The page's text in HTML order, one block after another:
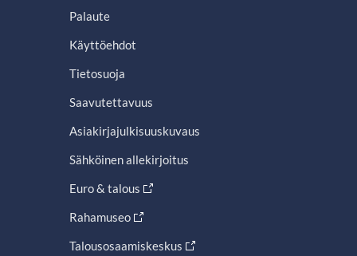
Palaute
Käyttöehdot
Tietosuoja
Saavutettavuus
Asiakirjajulkisuuskuvaus
Sähköinen allekirjoitus
Euro & talous
Rahamuseo
Talousosaamiskeskus